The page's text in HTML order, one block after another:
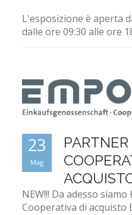
L'esposizione è aperta
dalle ore 09:30 alle ore
23
Mag
NEW!!! Da adesso
Cooperativa di acquisto